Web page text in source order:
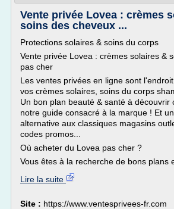
Vente privée Lovea : crèmes
soins des cheveux ...
Protections solaires & soins du corps
Vente privée Lovea : crèmes solaires &
pas cher
Les ventes privées en ligne sont
vos crèmes solaires, soins du corps
Un bon plan beauté & santé à découvrir
notre guide consacré à la marque ! Et
alternative aux classiques magasins
codes promos...
Où acheter du Lovea pas cher ?
Vous êtes à la recherche de bons plans
Lire la suite
Site : https://www.ventesprivees-fr.com